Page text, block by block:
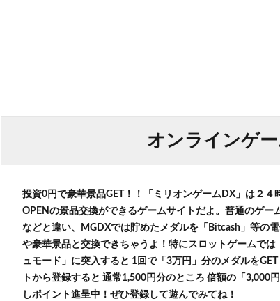
オンラインゲ
投資0円で豪華景品GET！！「ミリオンゲームDX」は２４
OPENの景品交換ができるゲームサイトだよ。普通のゲー
などと違い、MGDXでは貯めたメダルを「Bitcash」等の
や豪華景品と交換できちゃうよ！特にスロットゲームでは
ュモード」に突入すると 1回で「3万円」分のメダルをGET
トから登録すると 通常1,500円分のところ 倍額の「3,000
しポイント進呈中！ぜひ登録して遊んでみてね！